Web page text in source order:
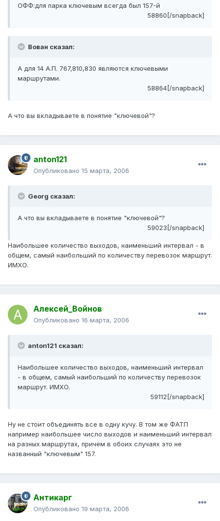
ОФФ:для парка ключевым всегда был 157-й
58860[/snapback]
Вован сказал:
А для 14 А.П. 767,810,830 являются ключевыми
маршрутами.
58864[/snapback]
А что вы вкладываете в понятие "ключевой"?
anton121
Опубликовано 15 марта, 2006
Georg сказал:
А что вы вкладываете в понятие "ключевой"?
59023[/snapback]
Наибольшее количество выходов, наименьший интервал - в
общем, самый наибольший по количеству перевозок маршрут.
ИМХО.
Алексей_Войнов
Опубликовано 16 марта, 2006
anton121 сказал:
Наибольшее количество выходов, наименьший интервал
- в общем, самый наибольший по количеству перевозок
маршрут. ИМХО.
59112[/snapback]
Ну не стоит объединять все в одну кучу. В том же ФАТП
например наибольшее число выходов и наименьший интервал
на разных маршрутах, причем в обоих случаях это не
названный "ключевым" 157.
Антикарг
Опубликовано 19 марта, 2006